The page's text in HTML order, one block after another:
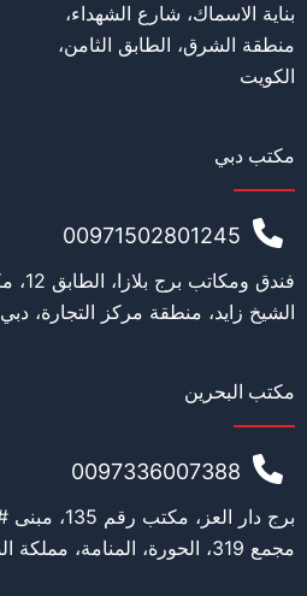
بناية الاسماك، شارع الشهداء،
منطقة الشرق، الطابق الثامن،
الكويت
مكتب دبي
00971502801245
الشيخ زايد، منطقة مركز التجارة، دبي
مكتب البحرين
0097336007388
مجمع 319، الحورة، المنامة، مملكة البحرين